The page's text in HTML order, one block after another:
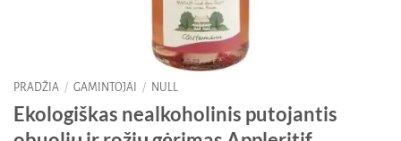
PRADŽIA / GAMINTOJAI / NULL
Ekologiškas nealkoholinis putojantis